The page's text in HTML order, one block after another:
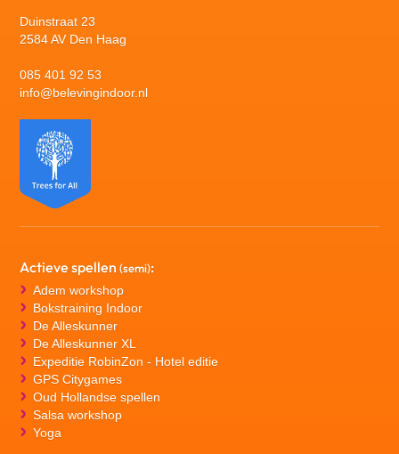
Duinstraat 23
2584 AV Den Haag
085 401 92 53
info@belevingindoor.nl
Actieve spellen (semi):
Adem workshop
Bokstraining Indoor
De Alleskunner
De Alleskunner XL
Expeditie RobinZon - Hotel editie
GPS Citygames
Oud Hollandse spellen
Salsa workshop
Yoga